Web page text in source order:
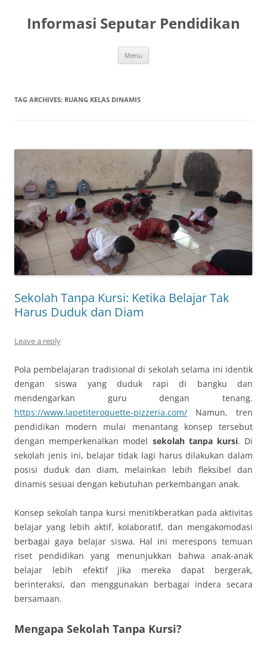
content
Informasi Seputar Pendidikan
Menu
TAG ARCHIVES: RUANG KELAS DINAMIS
Sekolah Tanpa Kursi: Ketika Belajar Tak
Harus Duduk dan Diam
Leave a reply
Pola pembelajaran tradisional di sekolah selama ini identik
dengan siswa yang duduk rapi di bangku dan
mendengarkan guru dengan tenang.
https://www.lapetiteroquette-pizzeria.com/ Namun, tren
pendidikan modern mulai menantang konsep tersebut
dengan memperkenalkan model sekolah tanpa kursi. Di
sekolah jenis ini, belajar tidak lagi harus dilakukan dalam
posisi duduk dan diam, melainkan lebih fleksibel dan
dinamis sesuai dengan kebutuhan perkembangan anak.
Konsep sekolah tanpa kursi menitikberatkan pada aktivitas
belajar yang lebih aktif, kolaboratif, dan mengakomodasi
berbagai gaya belajar siswa. Hal ini merespons temuan
riset pendidikan yang menunjukkan bahwa anak-anak
belajar lebih efektif jika mereka dapat bergerak,
berinteraksi, dan menggunakan berbagai indera secara
bersamaan.
Mengapa Sekolah Tanpa Kursi?